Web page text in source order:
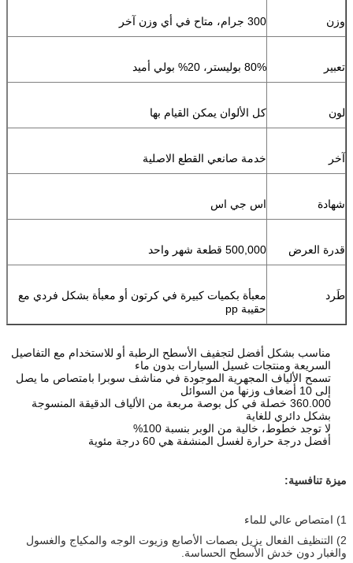
وزن 300 جرام، متاح في أي وزن آخر
تعبير 80% بوليستر، 20% بولي أميد
لون كل الألوان يمكن القيام بها
آخر خدمة صانعي القطع الاصلية
شهادة اس جي اس
قدرة العرض 500,000 قطعة شهر واحد
طَرد
معبأة بكميات كبيرة في كرتون أو معبأة بشكل فردي مع
حقيبة pp
مناسب بشكل أفضل لتجفيف الأسطح الرطبة أو للاستخدام مع التفاصيل
السريعة ومنتجات غسيل السيارات بدون ماء
تسمح الألياف المجهرية الموجودة في مناشف سوبرا بامتصاص ما يصل
إلى 10 أضعاف وزنها من السوائل
360.000 خصلة في كل بوصة مربعة من الألياف الدقيقة المنسوجة
بشكل دائري للغاية
لا توجد خطوط، خالية من الوبر بنسبة 100%
أفضل درجة حرارة لغسل المنشفة هي 60 درجة مئوية
ميزة تنافسية:
1) امتصاص عالي للماء
2) التنظيف الفعال يزيل بصمات الأصابع وزيوت الوجه والمكياج والغسول
والغبار دون خدش الأسطح الحساسة.